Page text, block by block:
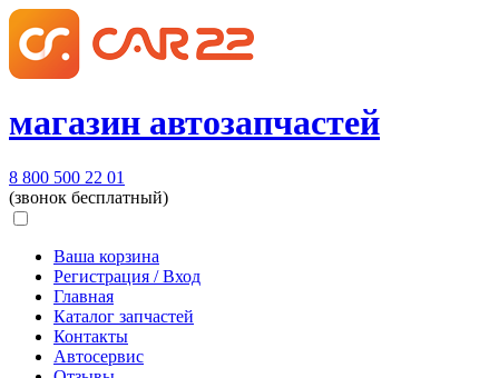
магазин автозапчастей
8 800 500 22 01
(звонок бесплатный)
Ваша корзина
Регистрация / Вход
Главная
Каталог запчастей
Контакты
Автосервис